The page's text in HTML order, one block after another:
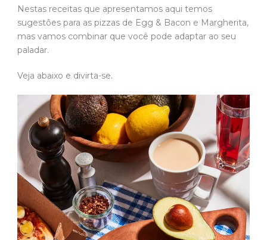
Nestas receitas que apresentamos aqui temos
sugestões para as pizzas de Egg & Bacon e Margherita,
mas vamos combinar que você pode adaptar ao seu
paladar.
Veja abaixo e divirta-se.